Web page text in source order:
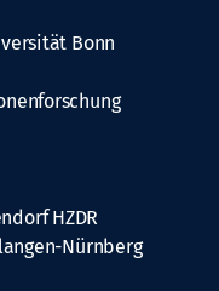
Bonn
HZDR
Nürnberg